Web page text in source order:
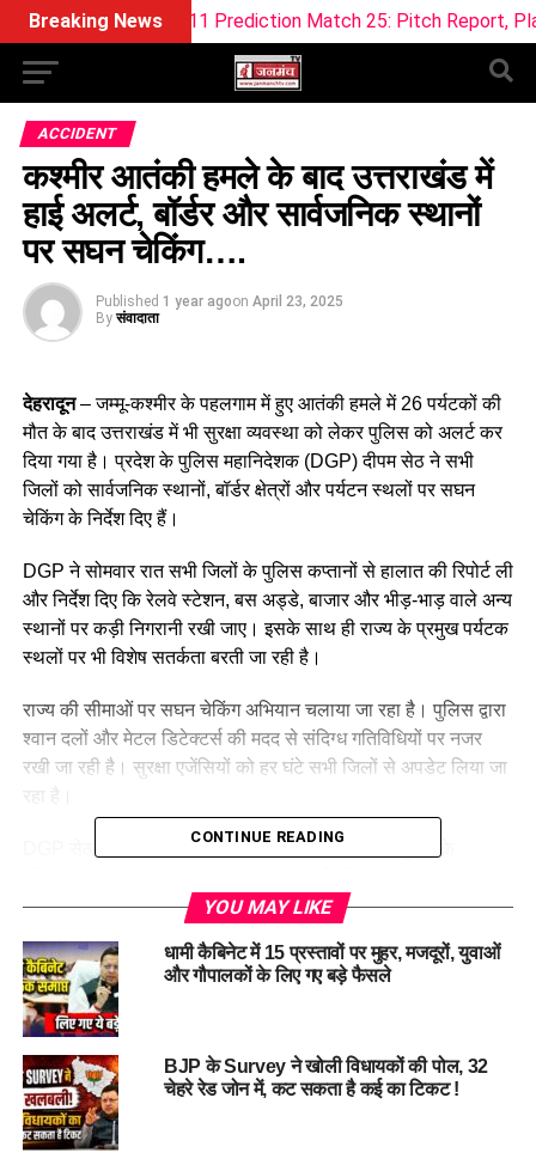
Breaking News
Dream11 Prediction Match 25: Pitch Report, Playing 11 &
ACCIDENT
कश्मीर आतंकी हमले के बाद उत्तराखंड में
हाई अलर्ट, बॉर्डर और सार्वजनिक स्थानों
पर सघन चेकिंग….
Published 1 year agoon April 23, 2025
By संवादाता
देहरादून– जम्मू-कश्मीर के पहलगाम में हुए आतंकी हमले में 26 पर्यटकों की
मौत के बाद उत्तराखंड में भी सुरक्षा व्यवस्था को लेकर पुलिस को अलर्ट कर
दिया गया है। प्रदेश के पुलिस महानिदेशक (DGP) दीपम सेठ ने सभी
जिलों को सार्वजनिक स्थानों, बॉर्डर क्षेत्रों और पर्यटन स्थलों पर सघन
चेकिंग के निर्देश दिए हैं।
DGP ने सोमवार रात सभी जिलों के पुलिस कप्तानों से हालात की रिपोर्ट ली
और निर्देश दिए कि रेलवे स्टेशन, बस अड्डे, बाजार और भीड़-भाड़ वाले अन्य
स्थानों पर कड़ी निगरानी रखी जाए। इसके साथ ही राज्य के प्रमुख पर्यटक
स्थलों पर भी विशेष सतर्कता बरती जा रही है।
राज्य की सीमाओं पर सघन चेकिंग अभियान चलाया जा रहा है। पुलिस द्वारा
श्वान दलों और मेटल डिटेक्टर्स की मदद से संदिग्ध गतिविधियों पर नजर
रखी जा रही है। सुरक्षा एजेंसियों को हर घंटे सभी जिलों से अपडेट लिया जा
DGP सेठ ने बताया कि इस आतंकी हमले के बाद राज्य में सुरक्षा के
अप्रिय घटना को रोका जा सके।
RELATED TOPICS:
#DEHRADUNNEWS
#UTTARAKHANDPOLICE
DEHRADUN.
UTTARAKHAND GOVERNMENT
UP NEXT
उत्तराखंड फायर सर्विस को मिली आधुनिक सुरक्षा किट, महिला कर्मियों
के लिए विशेष फायर सूट शामिल….
DON'T MISS
CONTINUE READING
YOU MAY LIKE
धामी कैबिनेट में 15 प्रस्तावों पर मुहर, मजदूरों, युवाओं
और गौपालकों के लिए गए बड़े फैसले
BJP के Survey ने खोली विधायकों की पोल, 32
चेहरे रेड जोन में, कट सकता है कई का टिकट !